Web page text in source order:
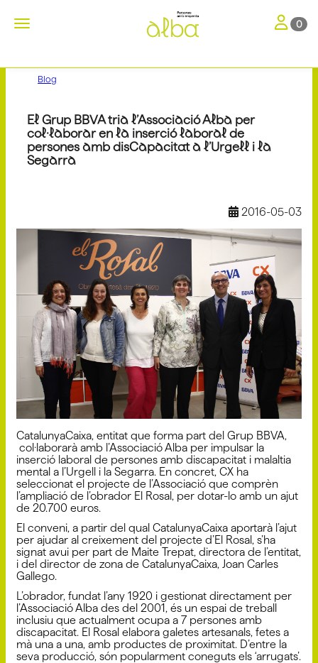
Toggle navigation Toggle
0
Blog
El Grup BBVA tria l’Associació Alba per
col·laborar en la inserció laboral de
persones amb disCapacitat a l’Urgell i la
Segarra
2016-05-03
CatalunyaCaixa, entitat que forma part del Grup BBVA,
col·laborarà amb l’Associació Alba per impulsar la
inserció laboral de persones amb discapacitat i malaltia
mental a l’Urgell i la Segarra. En concret, CX ha
seleccionat el projecte de l’Associació que comprèn
l’ampliació de l’obrador El Rosal, per dotar-lo amb un ajut
de 20.700 euros.
El conveni, a partir del qual CatalunyaCaixa aportarà l’ajut
per ajudar al creixement del projecte d’El Rosal, s’ha
signat avui per part de Maite Trepat, directora de l’entitat,
i del director de zona de CatalunyaCaixa, Joan Carles
Gallego.
L’obrador, fundat l’any 1920 i gestionat directament per
l’Associació Alba des del 2001, és un espai de treball
inclusiu que actualment ocupa a 7 persones amb
discapacitat. El Rosal elabora galetes artesanals, fetes a
mà una a una, amb productes de proximitat. D’entre la
seva producció, són popularment coneguts els ‘arrugats’.